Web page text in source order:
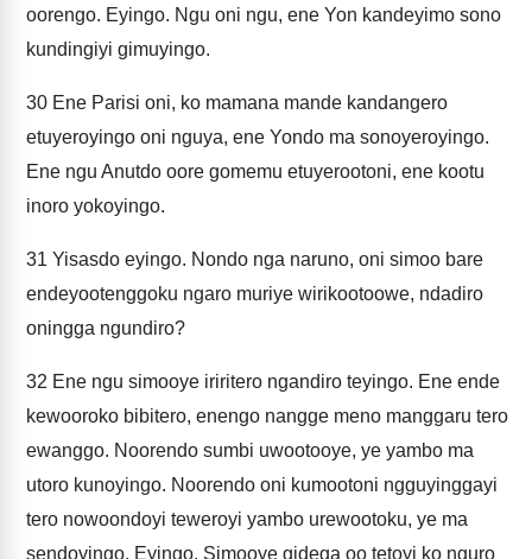
oorengo. Eyingo. Ngu oni ngu, ene Yon kandeyimo sono
kundingiyi gimuyingo.
30 Ene Parisi oni, ko mamana mande kandangero
etuyeroyingo oni nguya, ene Yondo ma sonoyeroyingo.
Ene ngu Anutdo oore gomemu etuyerootoni, ene kootu
inoro yokoyingo.
31 Yisasdo eyingo. Nondo nga naruno, oni simoo bare
endeyootenggoku ngaro muriye wirikootoowe, ndadiro
oningga ngundiro?
32 Ene ngu simooye iriritero ngandiro teyingo. Ene ende
kewooroko bibitero, enengo nangge meno manggaru tero
ewanggo. Noorendo sumbi uwootooye, ye yambo ma
utoro kunoyingo. Noorendo oni kumootoni ngguyinggayi
tero nowoondoyi teweroyi yambo urewootoku, ye ma
sendoyingo. Eyingo. Simooye gidega oo tetoyi ko nguro